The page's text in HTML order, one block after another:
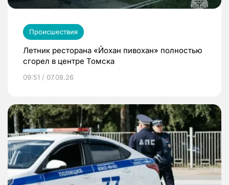
Происшествия
Летник ресторана «Йохан пивохан» полностью
сгорел в центре Томска
09:51 / 07.08.26